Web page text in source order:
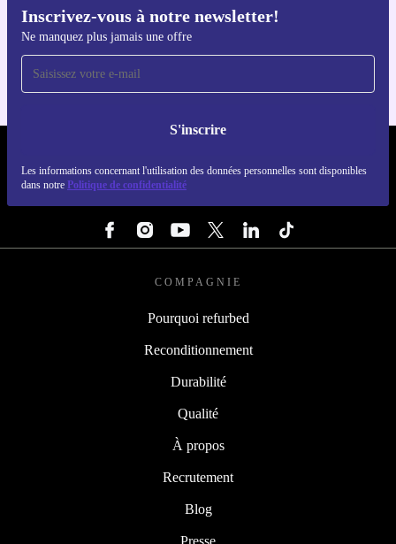
Inscrivez-vous à notre newsletter!
Ne manquez plus jamais une offre
S'inscrire
Les informations concernant l'utilisation des données personnelles sont disponibles
dans notre Politique de confidentialité
Téléchargez l'application refurbed
Pour iOS et Android
COMPAGNIE
Pourquoi refurbed
Reconditionnement
Durabilité
Qualité
À propos
Recrutement
Blog
Presse